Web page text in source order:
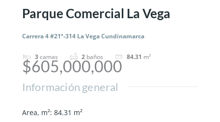
Parque Comercial La Vega
Carrera 4 #21ª-314 La Vega Cundinamarca
3camas 2 baños 84.31 m²
$605,000,000
Información general
Area, m²: 84.31 m²